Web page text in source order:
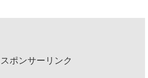
スポンサーリンク